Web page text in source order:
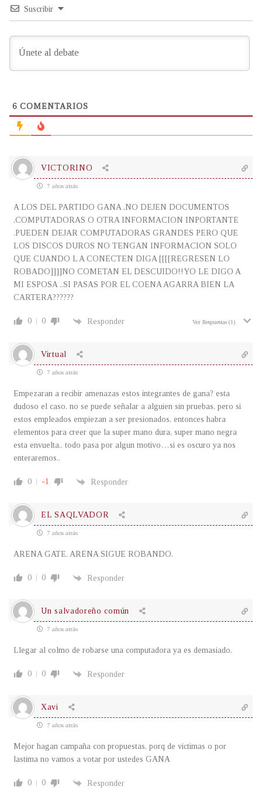
Suscribir
6 COMENTARIOS
VICTORINO
7 años atrás
A LOS DEL PARTIDO GANA ,NO DEJEN DOCUMENTOS
,COMPUTADORAS O OTRA INFORMACION INPORTANTE
.PUEDEN DEJAR COMPUTADORAS GRANDES PERO QUE
LOS DISCOS DUROS NO TENGAN INFORMACION SOLO
QUE CUANDO L A CONECTEN DIGA [[[[REGRESEN LO
ROBADO]]]]NO COMETAN EL DESCUIDO!!YO LE DIGO A
MI ESPOSA ..SI PASAS POR EL COENA AGARRA BIEN LA
CARTERA??????
0 0 Responder Ver Respuestas (1)
Virtual
7 años atrás
Empezaran a recibir amenazas estos integrantes de gana? esta
dudoso el caso. no se puede señalar a alguien sin pruebas, pero si
estos empleados empiezan a ser presionados, entonces habra
elementos para creer que la super mano dura, super mano negra
esta envuelta.. todo pasa por algun motivo…si es oscuro ya nos
enteraremos..
0 -1 Responder
EL SAQLVADOR
7 años atrás
ARENA GATE. ARENA SIGUE ROBANDO.
0 0 Responder
Un salvadoreño común
7 años atrás
Llegar al colmo de robarse una computadora ya es demasiado.
0 0 Responder
Xavi
7 años atrás
Mejor hagan campaña con propuestas, porq de victimas o por
lastima no vamos a votar por ustedes GANA
0 0 Responder